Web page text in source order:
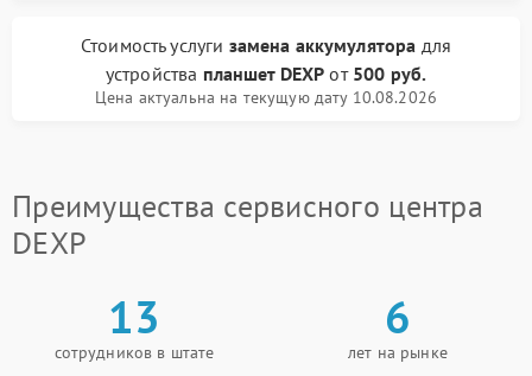
Стоимость услуги замена аккумулятора для
устройства планшет DEXP от 500 руб.
Цена актуальна на текущую дату 10.08.2026
Преимущества сервисного центра
DEXP
13
сотрудников в штате
6
лет на рынке